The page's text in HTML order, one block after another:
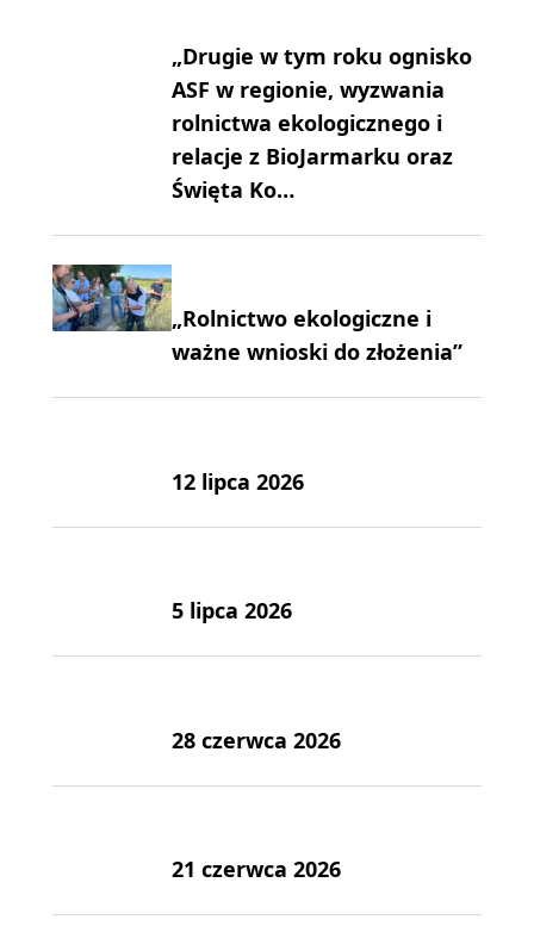
„Drugie w tym roku ognisko
ASF w regionie, wyzwania
rolnictwa ekologicznego i
relacje z BioJarmarku oraz
Święta Ko…
„Rolnictwo ekologiczne i
ważne wnioski do złożenia”
12 lipca 2026
5 lipca 2026
28 czerwca 2026
21 czerwca 2026